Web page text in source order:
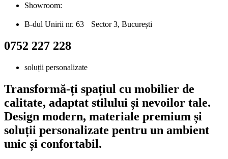
Showroom:
B-dul Unirii nr. 63 Sector 3, București
0752 227 228
soluții personalizate
Transformă-ți spațiul cu mobilier de
calitate, adaptat stilului și nevoilor tale.
Design modern, materiale premium și
soluții personalizate pentru un ambient
unic și confortabil.